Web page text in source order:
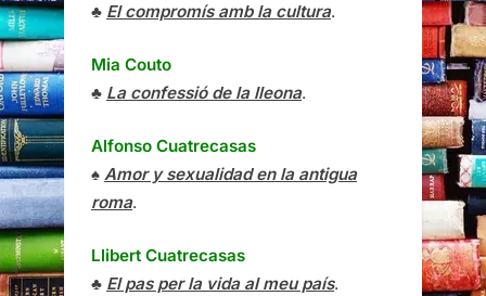
♣ El compromís amb la cultura.
Mia Couto
♣ La confessió de la lleona.
Alfonso Cuatrecasas
♠ Amor y sexualidad en la antigua
roma.
Llibert Cuatrecasas
♣ El pas per la vida al meu país.